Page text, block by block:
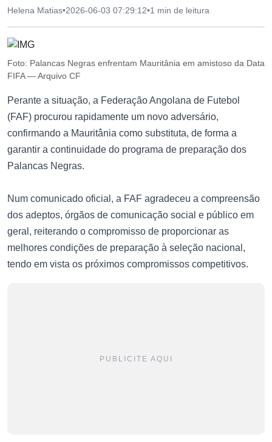
Helena Matias•2026-06-03 07:29:12•1 min de leitura
Foto: Palancas Negras enfrentam Mauritânia em amistoso da Data
FIFA — Arquivo CF
Perante a situação, a Federação Angolana de Futebol
(FAF) procurou rapidamente um novo adversário,
confirmando a Mauritânia como substituta, de forma a
garantir a continuidade do programa de preparação dos
Palancas Negras.
Num comunicado oficial, a FAF agradeceu a compreensão
dos adeptos, órgãos de comunicação social e público em
geral, reiterando o compromisso de proporcionar as
melhores condições de preparação à seleção nacional,
tendo em vista os próximos compromissos competitivos.
PUBLICITE AQUI